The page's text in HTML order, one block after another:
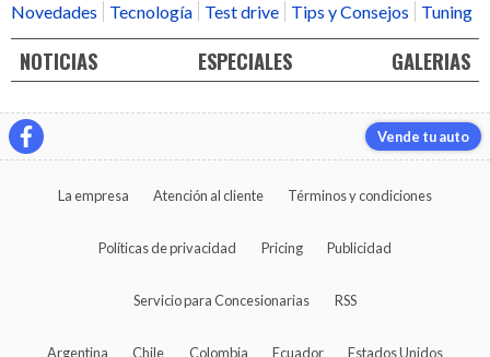
Novedades
Tecnología Test drive Tips y Consejos Tuning
NOTICIAS ESPECIALES GALERIAS
Vende tu auto
La empresa Atención al cliente Términos y condiciones
Políticas de privacidad Pricing Publicidad
Servicio para Concesionarias RSS
Argentina Chile Colombia Ecuador Estados Unidos